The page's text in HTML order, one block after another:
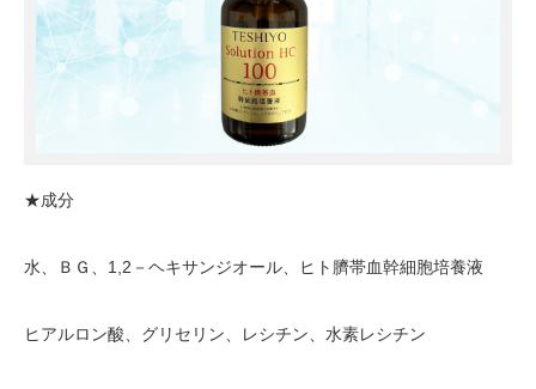
★成分
水、ＢＧ、1,2－ヘキサンジオール、ヒト臍帯血幹細胞培養液
ヒアルロン酸、グリセリン、レシチン、水素レシチン